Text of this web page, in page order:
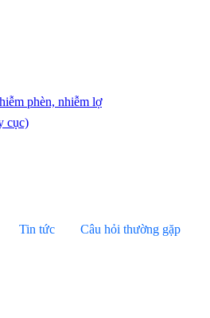
phèn, nhiễm lợ
cục)
Tin tức Câu hỏi thường gặp